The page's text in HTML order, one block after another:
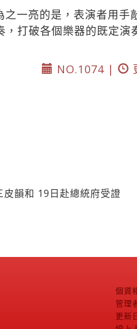
一亮的是，表演者用
打破各個樂器的既定
NO.1074 |
韻和 19日赴總統府受證
個資
管理
更新